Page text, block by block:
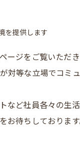
を提供します
ジをご覧いただ
対等な立場でコミ
ど社員各々の生
お待ちしております